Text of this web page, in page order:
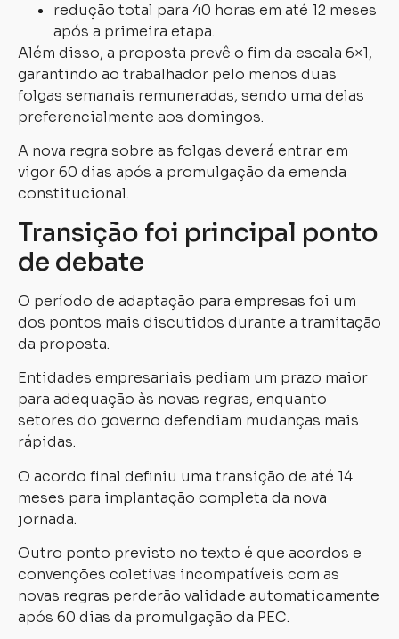
redução total para 40 horas em até 12 meses
após a primeira etapa.
Além disso, a proposta prevê o fim da escala 6×1,
garantindo ao trabalhador pelo menos duas
folgas semanais remuneradas, sendo uma delas
preferencialmente aos domingos.
A nova regra sobre as folgas deverá entrar em
vigor 60 dias após a promulgação da emenda
constitucional.
Transição foi principal ponto
de debate
O período de adaptação para empresas foi um
dos pontos mais discutidos durante a tramitação
da proposta.
Entidades empresariais pediam um prazo maior
para adequação às novas regras, enquanto
setores do governo defendiam mudanças mais
rápidas.
O acordo final definiu uma transição de até 14
meses para implantação completa da nova
jornada.
Outro ponto previsto no texto é que acordos e
convenções coletivas incompatíveis com as
novas regras perderão validade automaticamente
após 60 dias da promulgação da PEC.